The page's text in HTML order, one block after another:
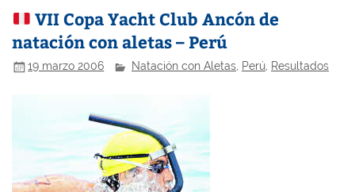
VII Copa Yacht Club Ancón de
natación con aletas – Perú
19 marzo 2006 Natación con Aletas, Perú, Resultados